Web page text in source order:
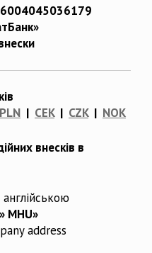
PLN | CEK| CZK| NOK
внесків в
MHU»
address